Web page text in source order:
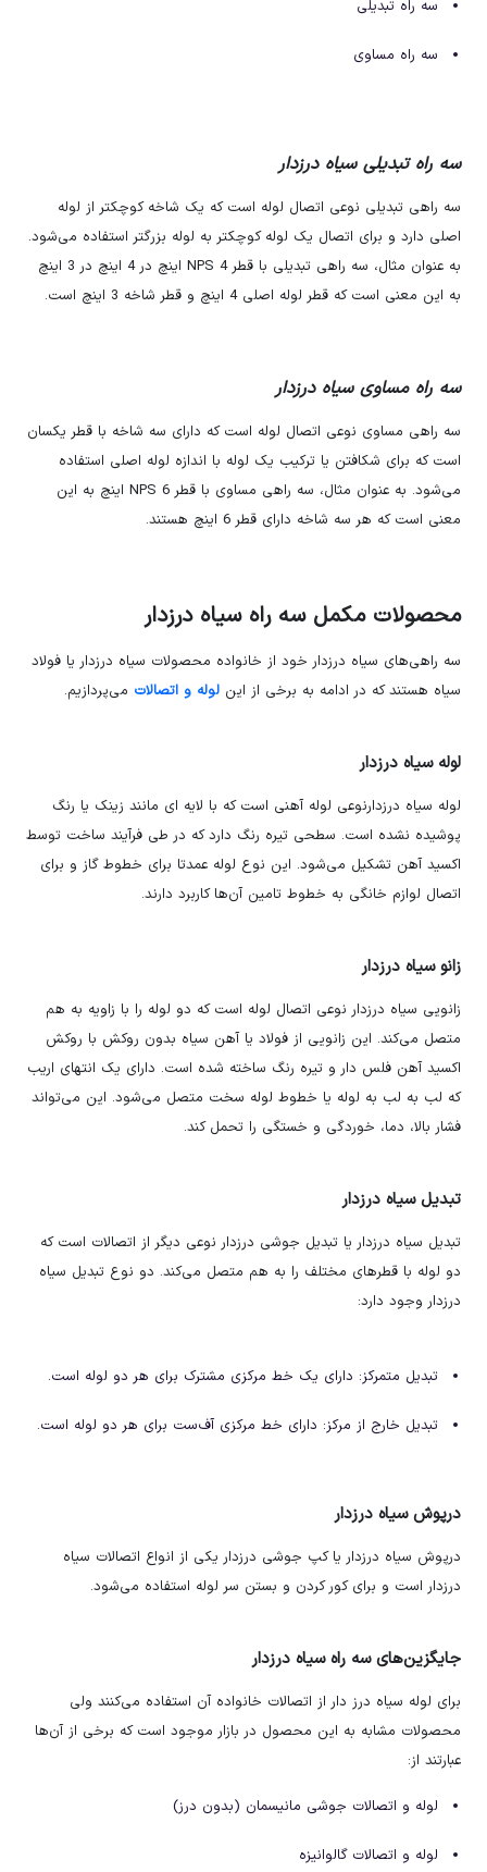
سه راه تبدیلی
سه راه مساوی
سه راه تبدیلی سیاه درزدار
سه راهی تبدیلی نوعی اتصال لوله است که یک شاخه کوچکتر از لوله
اصلی دارد و برای اتصال یک لوله کوچکتر به لوله بزرگتر استفاده می‌شود.
به عنوان مثال، سه راهی تبدیلی با قطر NPS 4 اینچ در 4 اینچ در 3 اینچ
به این معنی است که قطر لوله اصلی 4 اینچ و قطر شاخه 3 اینچ است.
سه راه مساوی سیاه درزدار
سه راهی مساوی نوعی اتصال لوله است که دارای سه شاخه با قطر یکسان
است که برای شکافتن یا ترکیب یک لوله با اندازه لوله اصلی استفاده
می‌شود. به عنوان مثال، سه راهی مساوی با قطر NPS 6 اینچ به این
معنی است که هر سه شاخه دارای قطر 6 اینچ هستند.
محصولات مکمل سه راه سیاه درزدار
سه راهی‌های سیاه درزدار خود از خانواده محصولات سیاه درزدار یا فولاد
سیاه هستند که در ادامه به برخی از این لوله و اتصالات می‌پردازیم.
لوله سیاه درزدار
لوله سیاه درزدارنوعی لوله آهنی است که با لایه ای مانند زینک یا رنگ
پوشیده نشده است. سطحی تیره رنگ دارد که در طی فرآیند ساخت توسط
اکسید آهن تشکیل می‌شود. این نوع لوله عمدتا برای خطوط گاز و برای
اتصال لوازم خانگی به خطوط تامین آن‌ها کاربرد دارند.
زانو سیاه درزدار
زانویی سیاه درزدار نوعی اتصال لوله است که دو لوله را با زاویه به هم
متصل می‌کند. این زانویی از فولاد یا آهن سیاه بدون روکش با روکش
اکسید آهن فلس دار و تیره رنگ ساخته شده است. دارای یک انتهای اریب
که لب به لب به لوله یا خطوط لوله سخت متصل می‌شود. این می‌تواند
فشار بالا، دما، خوردگی و خستگی را تحمل کند.
تبدیل سیاه درزدار
تبدیل سیاه درزدار یا تبدیل جوشی درزدار نوعی دیگر از اتصالات است که
دو لوله با قطرهای مختلف را به هم متصل می‌کند. دو نوع تبدیل سیاه
درزدار وجود دارد:
تبدیل متمرکز: دارای یک خط مرکزی مشترک برای هر دو لوله است.
تبدیل خارج از مرکز: دارای خط مرکزی آف‌ست برای هر دو لوله است.
درپوش سیاه درزدار
درپوش سیاه درزدار یا کپ جوشی درزدار یکی از انواع اتصالات سیاه
درزدار است و برای کور کردن و بستن سر لوله استفاده می‌شود.
جایگزین‌های سه راه سیاه درزدار
برای لوله سیاه درز دار از اتصالات خانواده آن استفاده می‌کنند ولی
محصولات مشابه به این محصول در بازار موجود است که برخی از آن‌ها
عبارتند از:
لوله و اتصالات جوشی مانیسمان (بدون درز)
لوله و اتصالات گالوانیزه